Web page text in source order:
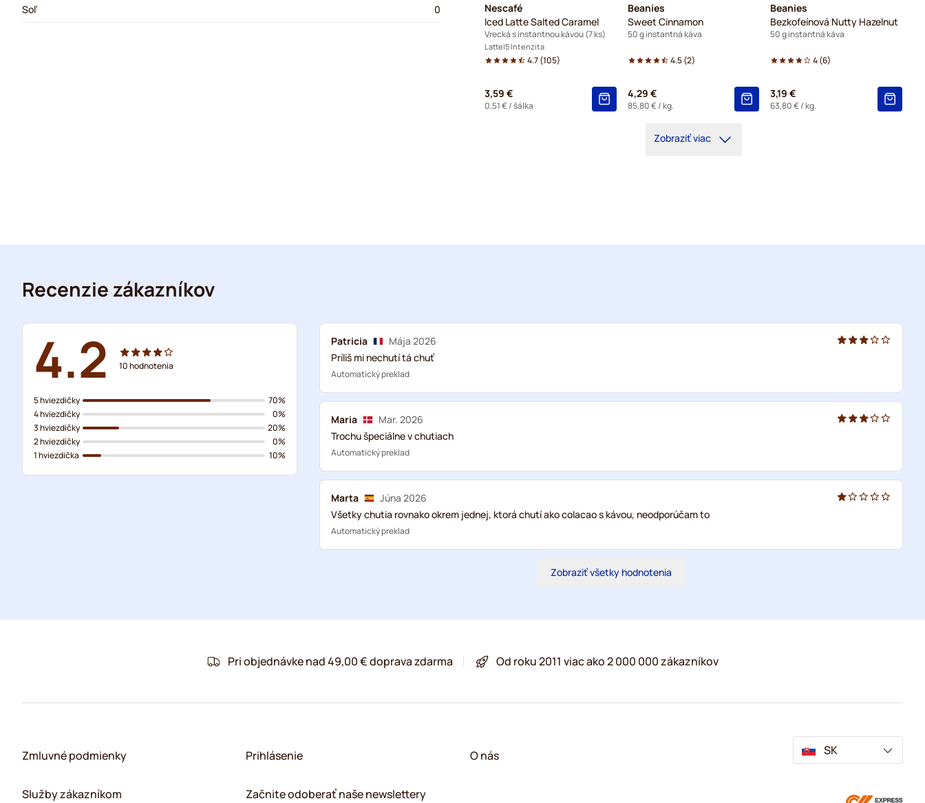
Nescafé
Iced Latte Salted Caramel
Vrecká s instantnou kávou (7 ks)
Latte 5 Intenzita
4.7(105)
3,59 €
0,51 €/ šálka
Beanies
Sweet Cinnamon
50 g instantná káva
4.5(2)
4,29 €
85,80 €/ kg.
Beanies
Bezkofeínová Nutty Hazelnut
50 g instantná káva
4(6)
3,19 €
63,80 €/ kg.
Zobraziť viac
Soľ
0
Recenzie zákazníkov
4.2 10hodnotenia
5 hviezdičky
4 hviezdičky
3 hviezdičky
2 hviezdičky
1 hviezdička
70%
0%
20%
0%
10%
Patricia
Mája 2026
Príliš mi nechutí tá chuť
Automatický preklad
Maria
Mar. 2026
Trochu špeciálne v chutiach
Automatický preklad
Marta
Júna 2026
Všetky chutia rovnako okrem jednej, ktorá chutí ako colacao s kávou, neodporúčam to
Automatický preklad
Zobraziť všetky hodnotenia
Pri objednávke nad 49,00 € doprava zdarma Od roku 2011 viac ako 2 000 000 zákazníkov
Zmluvné podmienky
Služby zákazníkom
Prihlásenie
Začnite odoberať naše newslettery
O nás SK